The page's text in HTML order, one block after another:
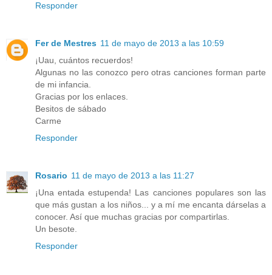
Responder
Fer de Mestres 11 de mayo de 2013 a las 10:59
¡Uau, cuántos recuerdos!
Algunas no las conozco pero otras canciones forman parte
de mi infancia.
Gracias por los enlaces.
Besitos de sábado
Carme
Responder
Rosario 11 de mayo de 2013 a las 11:27
¡Una entada estupenda! Las canciones populares son las
que más gustan a los niños... y a mí me encanta dárselas a
conocer. Así que muchas gracias por compartirlas.
Un besote.
Responder